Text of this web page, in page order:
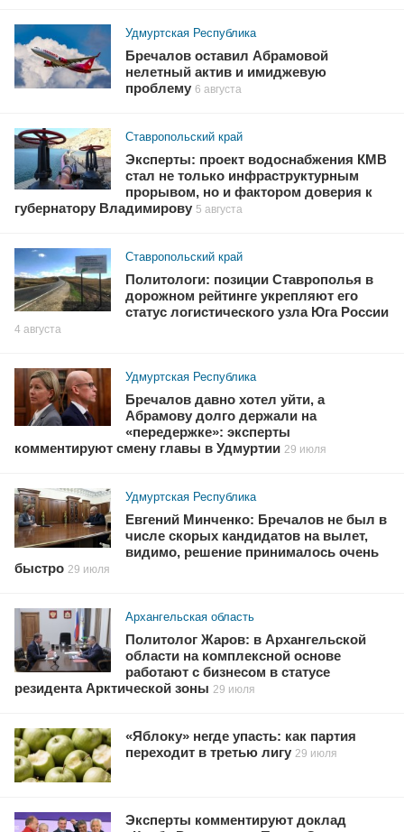
Удмуртская Республика
Бречалов оставил Абрамовой
нелетный актив и имиджевую
проблему 6 августа
Ставропольский край
Эксперты: проект водоснабжения КМВ
стал не только инфраструктурным
прорывом, но и фактором доверия к
губернатору Владимирову 5 августа
Ставропольский край
Политологи: позиции Ставрополья в
дорожном рейтинге укрепляют его
статус логистического узла Юга России
4 августа
Удмуртская Республика
Бречалов давно хотел уйти, а
Абрамову долго держали на
«передержке»: эксперты
комментируют смену главы в Удмуртии 29 июля
Удмуртская Республика
Евгений Минченко: Бречалов не был в
числе скорых кандидатов на вылет,
видимо, решение принималось очень
быстро 29 июля
Архангельская область
Политолог Жаров: в Архангельской
области на комплексной основе
работают с бизнесом в статусе
резидента Арктической зоны 29 июля
«Яблоку» негде упасть: как партия
переходит в третью лигу 29 июля
Эксперты комментируют доклад